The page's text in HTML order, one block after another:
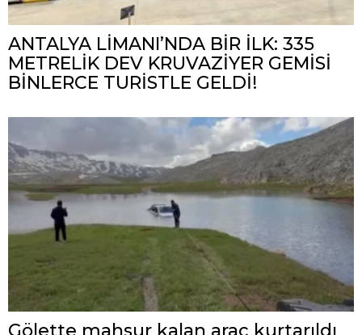
ANTALYA LİMANI’NDA BİR İLK: 335
METRELİK DEV KRUVAZİYER GEMİSİ
BİNLERCE TURİSTLE GELDİ!
Gölette mahsur kalan araç kurtarıldı